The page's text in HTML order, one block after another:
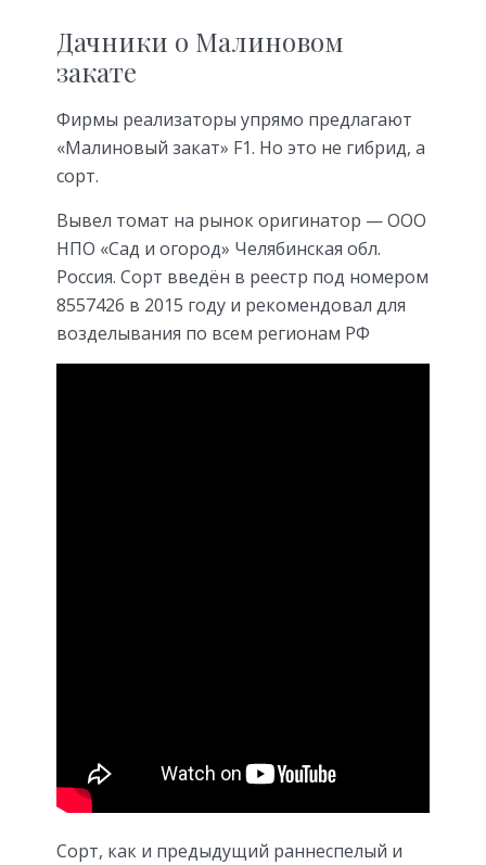
Дачники о Малиновом
закате
Фирмы реализаторы упрямо предлагают
«Малиновый закат» F1. Но это не гибрид, а
сорт.
Вывел томат на рынок оригинатор — ООО
НПО «Сад и огород» Челябинская обл.
Россия. Сорт введён в реестр под номером
8557426 в 2015 году и рекомендовал для
возделывания по всем регионам РФ
Сорт, как и предыдущий раннеспелый и